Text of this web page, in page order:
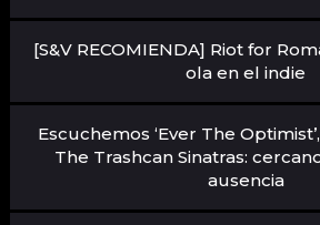
[S&V RECOMIENDA] Riot for
ola en el indie
Escuchemos ‘Ever The
The Trashcan Sinatras:
ausencia